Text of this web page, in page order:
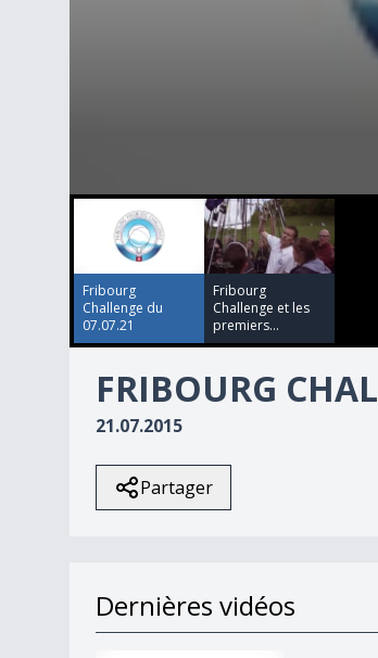
0
seconds
minutes,
48
secondsVolume
90%
Fribourg
Challenge du
07.07.21
Fribourg
Challenge et les
premiers...
FRIBOURG
21.07.2015
Partager
Dernières vidéos